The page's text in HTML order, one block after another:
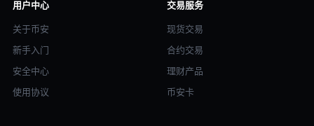
用户中心
关于币安
新手入门
安全中心
使用协议
交易服务
现货交易
合约交易
理财产品
币安卡